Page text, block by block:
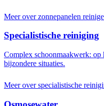
Meer overzonnepanelen
Specialistische reiniging
Complex schoonmaakwerk:
bijzondere situaties.
Meer overspecialistische